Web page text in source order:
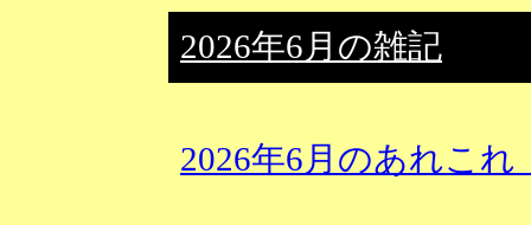
2026年6月の雑記
2026年6月のあれこれ